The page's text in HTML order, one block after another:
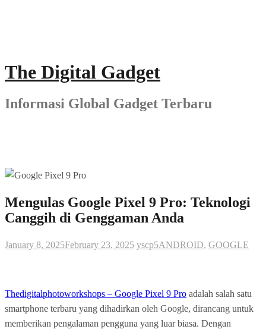
The Digital Gadget
Informasi Global Gadget Terbaru
Mengulas Google Pixel 9 Pro: Teknologi
Canggih di Genggaman Anda
January 8, 2025February 23, 2025 yscp5ANDROID, GOOGLE
Thedigitalphotoworkshops – Google Pixel 9 Pro adalah salah satu
smartphone terbaru yang dihadirkan oleh Google, dirancang untuk
memberikan pengalaman pengguna yang luar biasa. Dengan